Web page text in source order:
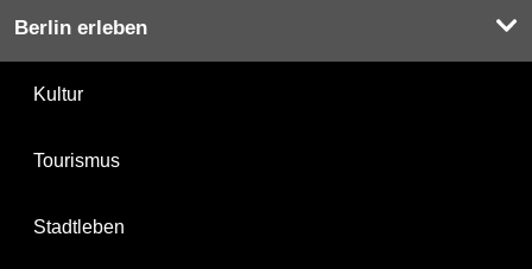
Berlin erleben
Kultur
Tourismus
Stadtleben